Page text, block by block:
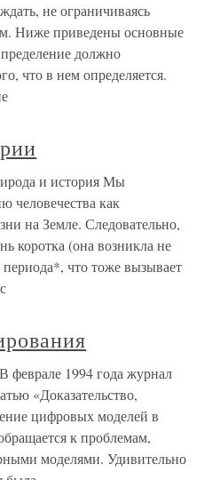
не ограничиваясь
Ниже приведены основные
должно
что в нем определяется.
и история Мы
человечества как
на Земле. Следовательно,
коротка (она возникла не
что тоже вызывает
феврале 1994 года журнал
«Доказательство,
цифровых моделей в
к проблемам,
моделями. Удивительно